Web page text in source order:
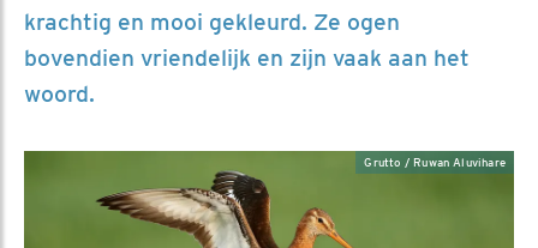
krachtig en mooi gekleurd. Ze ogen
bovendien vriendelijk en zijn vaak aan het
woord.
Grutto / Ruwan Aluvihare